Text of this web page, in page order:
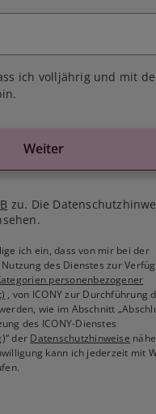
ich volljährig und mit
Weiter
zu. Die
ich ein, dass von mir bei der
des Dienstes zur
personenbezogener
, von ICONY zur Durchführung
wie im Abschnitt
des ICONY-Dienstes
der Datenschutzhinweise
kann ich jederzeit mit